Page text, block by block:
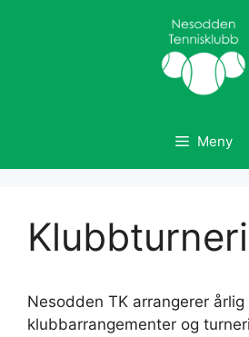
Meny
Nesodden TK arrangerer
klubbarrangementer og